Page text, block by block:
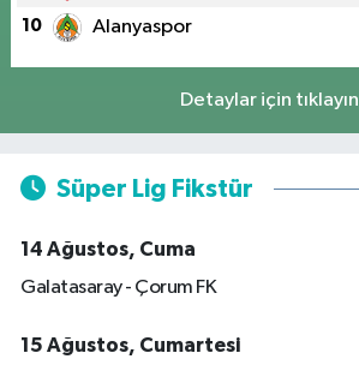
10 Alanyaspor
Detaylar için tıklayın
Süper Lig Fikstür
14 Ağustos, Cuma
Galatasaray - Çorum FK
15 Ağustos, Cumartesi